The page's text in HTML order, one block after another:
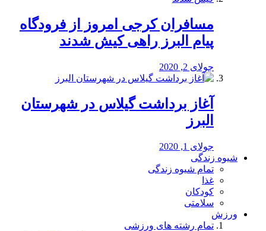
مسافران کرجی امروز از فرودگاه
پیام البرز راهی کیش شدند
جولای 2, 2020
آغاز برداشت گیلاس در شهرستان
البرز
جولای 1, 2020
شیوه زندگی
تمام شیوه زندگی
غذا
کودکان
سلامتی
ورزش
تمام رشته های ورزشی